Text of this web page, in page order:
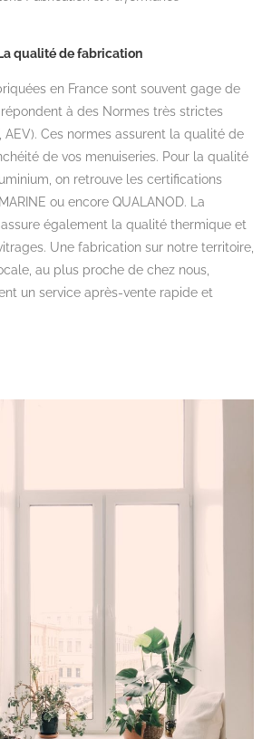
qualité de fabrication
en France sont souvent gage de
à des Normes très strictes
AEV). Ces normes assurent la qualité de
de vos menuiseries. Pour la qualité
on retrouve les certifications
ou encore QUALANOD. La
également la qualité thermique et
Une fabrication sur notre territoire,
au plus proche de chez nous,
un service après-vente rapide et